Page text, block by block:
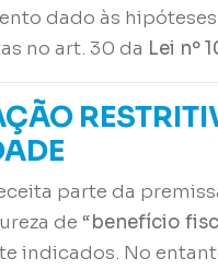
dado às
no art. 30 da Lei nº
parte da
de “benefício
indicados. No